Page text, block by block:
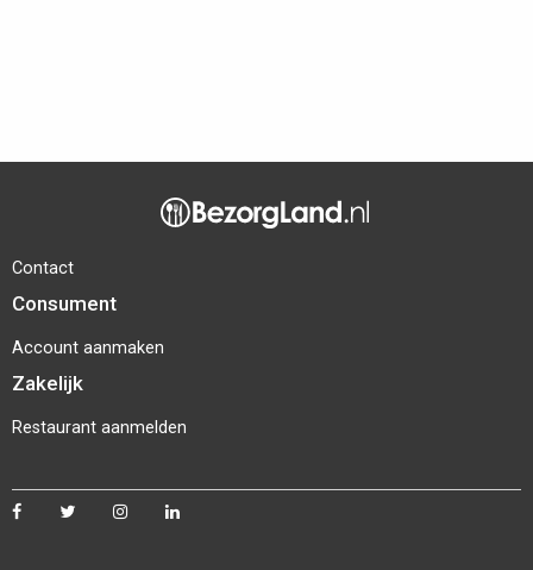
Contact
Consument
Account aanmaken
Zakelijk
Restaurant aanmelden